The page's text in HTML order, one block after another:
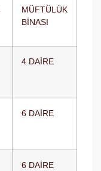
MÜFTÜLÜK
BİNASI
4 DAİRE
6 DAİRE
6 DAİRE